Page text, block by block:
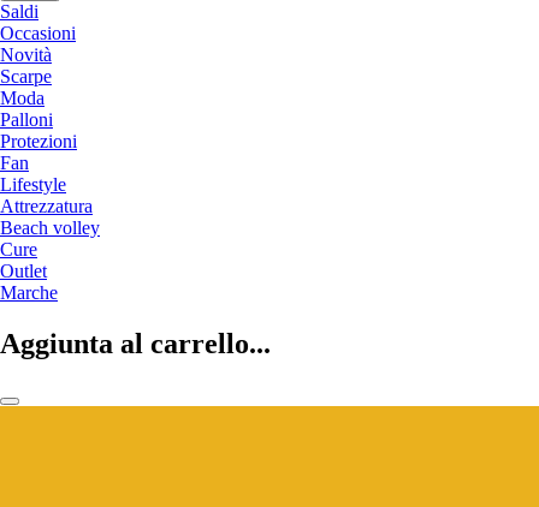
Saldi
Occasioni
Novità
Scarpe
Moda
Palloni
Protezioni
Fan
Lifestyle
Attrezzatura
Beach volley
Cure
Outlet
Marche
Aggiunta al carrello...